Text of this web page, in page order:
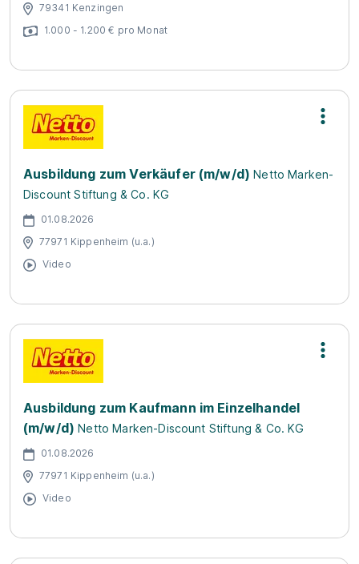
79341 Kenzingen
1.000 - 1.200 € pro Monat
Ausbildung zum Verkäufer (m/w/d) Netto Marken-
Discount Stiftung & Co. KG
01.08.2026
77971 Kippenheim (u.a.)
Video
Ausbildung zum Kaufmann im Einzelhandel
(m/w/d) Netto Marken-Discount Stiftung & Co. KG
01.08.2026
77971 Kippenheim (u.a.)
Video